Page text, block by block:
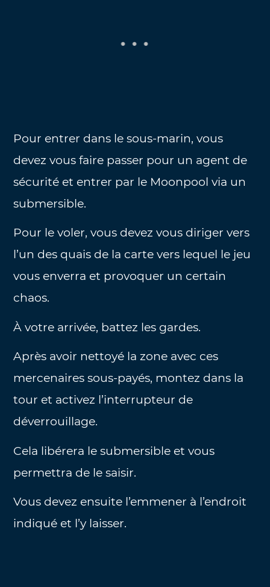
Pour entrer dans le sous-marin, vous
devez vous faire passer pour un agent de
sécurité et entrer par le Moonpool via un
submersible.
Pour le voler, vous devez vous diriger vers
l’un des quais de la carte vers lequel le jeu
vous enverra et provoquer un certain
chaos.
À votre arrivée, battez les gardes.
Après avoir nettoyé la zone avec ces
mercenaires sous-payés, montez dans la
tour et activez l’interrupteur de
déverrouillage.
Cela libérera le submersible et vous
permettra de le saisir.
Vous devez ensuite l’emmener à l’endroit
indiqué et l’y laisser.